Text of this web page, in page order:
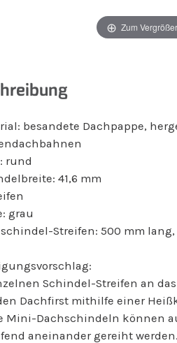
Zum
besandete Dachpappe,
rund
41,6 mm
grau
Streifen: 500 mm
Schindel-Streifen an
Dachfirst mithilfe einer
Mini-Dachschindeln können
aneinander gereiht werden.